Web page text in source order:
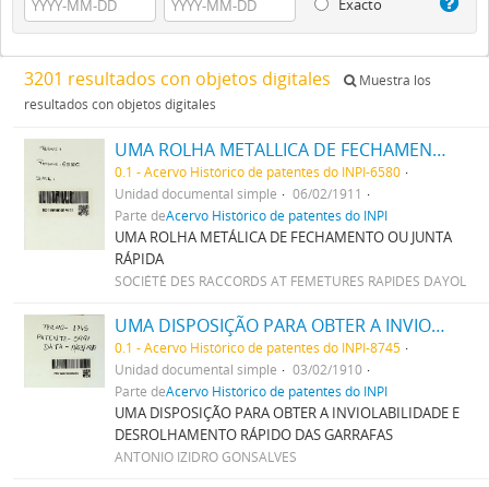
Exacto
3201 resultados con objetos digitales
Muestra los
resultados con objetos digitales
UMA ROLHA METALLICA DE FECHAMENTO OU JUNTA RAPIDA
0.1 - Acervo Histórico de patentes do INPI-6580
Unidad documental simple
06/02/1911
Parte deAcervo Histórico de patentes do INPI
UMA ROLHA METÁLICA DE FECHAMENTO OU JUNTA
RÁPIDA
SOCIÉTÉ DES RACCORDS AT FEMETURES RAPIDES DAYOL
UMA DISPOSIÇÃO PARA OBTER A INVIOLABILIDADE E DESROLHAMENTO RAPIDO DAS GARRAFAS
0.1 - Acervo Histórico de patentes do INPI-8745
Unidad documental simple
03/02/1910
Parte deAcervo Histórico de patentes do INPI
UMA DISPOSIÇÃO PARA OBTER A INVIOLABILIDADE E
DESROLHAMENTO RÁPIDO DAS GARRAFAS
ANTONIO IZIDRO GONSALVES